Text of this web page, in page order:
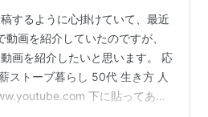
するように心掛けていて、最近
画を紹介していたのですが、
画を紹介したいと思います。 応
ストーブ暮らし 50代 生き方 人
下に貼ってあ